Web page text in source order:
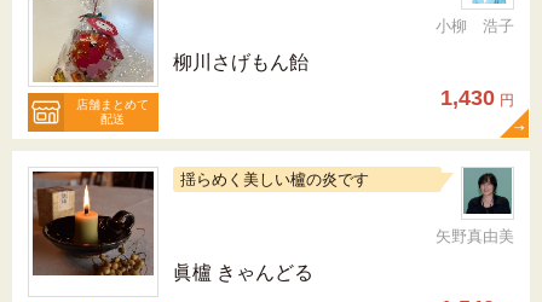
店舗まとめて
配送
小柳 浩子
柳川さげもん飴
1,430 円
揺らめく美しい櫨の炎です
矢野真由美
眞櫨 きゃんどる